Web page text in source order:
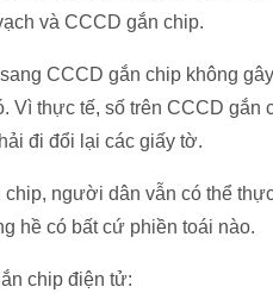
và CCCD gắn chip.
CCCD gắn chip không
Vì thực tế, số trên CCCD gắn
đi đổi lại các giấy tờ.
người dân vẫn có thể
hề có bất cứ phiền toái nào.
chip điện tử: